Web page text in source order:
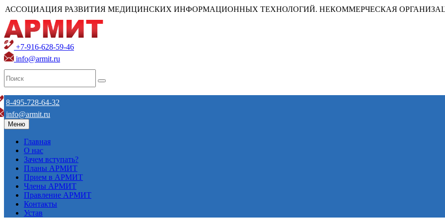
АССОЦИАЦИЯ РАЗВИТИЯ МЕДИЦИНСКИХ ИНФОРМАЦИОННЫХ ТЕХНОЛОГИЙ. НЕКОММЕРЧЕСКАЯ
+7-916-628-59-46
info@armit.ru
8-495-728-64-32
info@armit.ru
Меню
Главная
О нас
Зачем вступать?
Планы АРМИТ
Прием в АРМИТ
Члены АРМИТ
Правление АРМИТ
Контакты
Устав